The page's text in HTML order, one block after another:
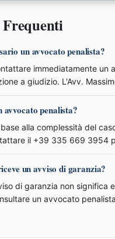
un avvocato penalista?
immediatamente
a giudizio. L'Avv.
avvocato penalista?
alla complessità del
il +39 335 669 3954
un avviso di garanzia?
di garanzia non significa
un avvocato